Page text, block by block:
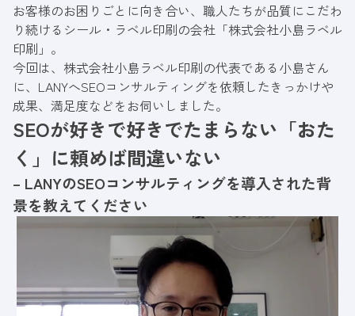
お客様のお困りごとに向き合い、職人たちが品質にこだわ
り続けるシール・ラベル印刷の会社「株式会社小島ラベル
印刷 」。
今回は、株式会社小島ラベル印刷の代表である小島さん
に、LANYへSEOコンサルティングを依頼したきっかけや
成果、満足度などをお伺いしました。
SEOが好きで好きでたまらない「おた
く」に頼めば間違いない
– LANYのSEOコンサルティングを導入された背
景を教えてください